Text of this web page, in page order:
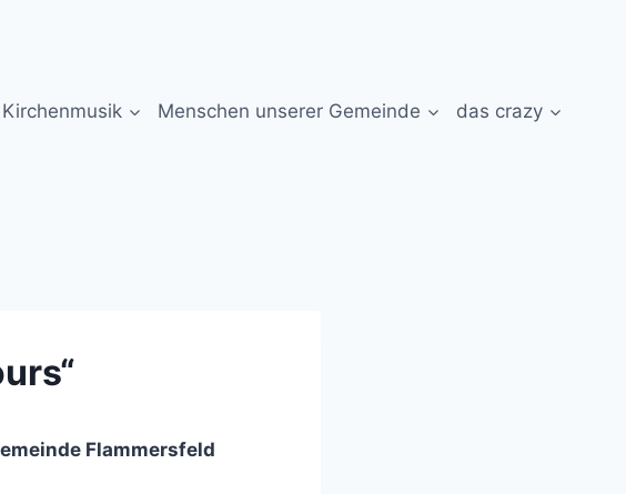
Kirchenmusik Menschen unserer Gemeinde das crazy
Flammersfeld